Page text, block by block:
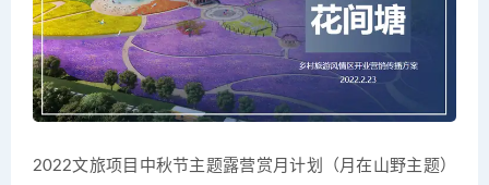
2022文旅项目中秋节主题露营赏月计划（月在山野主题）